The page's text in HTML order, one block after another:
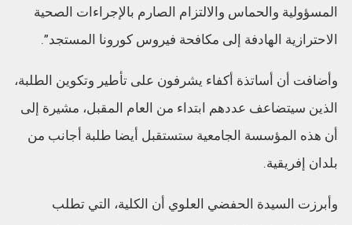
المسؤولية والحماس والالتزام الصارم بالإجراءات الصحية
الاحترازية الهادفة إلى مكافحة فيروس كورونا المستجد”.
وأضافت أن أساتذة أكفاء يشرفون على تأطير وتكوين الطلبة،
الذين سيتضاعف عددهم ابتداء من العام المقبل، مشيرة إلى
أن هذه المؤسسة الجامعية ستستقبل أيضا طلبة أجانب من
بلدان إفريقية.
وأبرزت السيدة الحفضي العلوي أن الكلية، التي تطلب